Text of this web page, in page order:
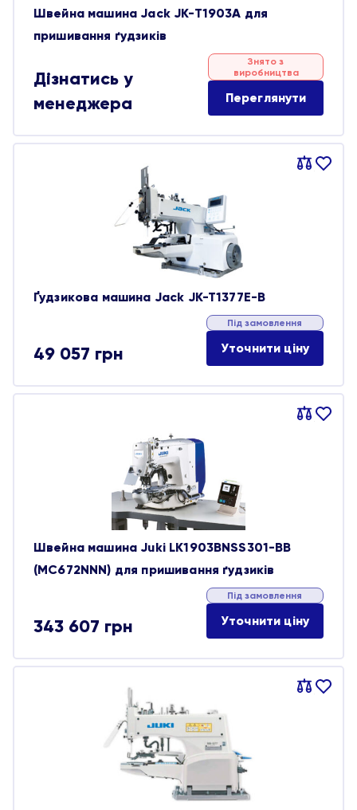
Швейна машина Jack JK-T1903A для
пришивання ґудзиків
Дізнатись у
менеджера
Знято з
виробництва
Переглянути
Порівняти
В
Ґудзикова машина Jack JK-T1377E-B
49 057 грн
Під замовлення
Уточнити ціну
Порівняти
В
Швейна машина Juki LK1903BNSS301-BB
(MC672NNN) для пришивання ґудзиків
343 607 грн
Під замовлення
Уточнити ціну
Порівняти
В